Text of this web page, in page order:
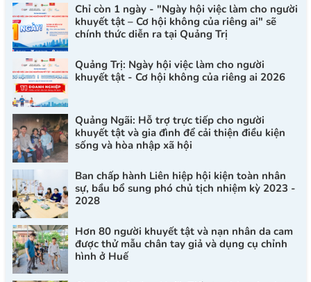
Chỉ còn 1 ngày - "Ngày hội việc làm cho người
khuyết tật – Cơ hội không của riêng ai" sẽ
chính thức diễn ra tại Quảng Trị
Quảng Trị: Ngày hội việc làm cho người
khuyết tật - Cơ hội không của riêng ai 2026
Quảng Ngãi: Hỗ trợ trực tiếp cho người
khuyết tật và gia đình để cải thiện điều kiện
sống và hòa nhập xã hội
Ban chấp hành Liên hiệp hội kiện toàn nhân
sự, bầu bổ sung phó chủ tịch nhiệm kỳ 2023 -
2028
Hơn 80 người khuyết tật và nạn nhân da cam
được thử mẫu chân tay giả và dụng cụ chỉnh
hình ở Huế